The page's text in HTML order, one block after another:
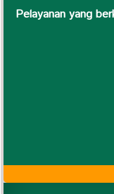
Pelayanan yang